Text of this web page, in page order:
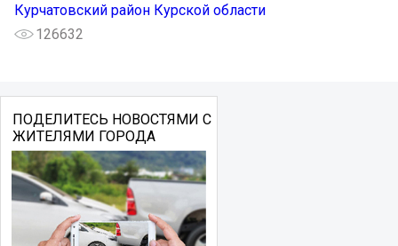
Курчатовский район Курской области
126632
ПОДЕЛИТЕСЬ НОВОСТЯМИ С
ЖИТЕЛЯМИ ГОРОДА